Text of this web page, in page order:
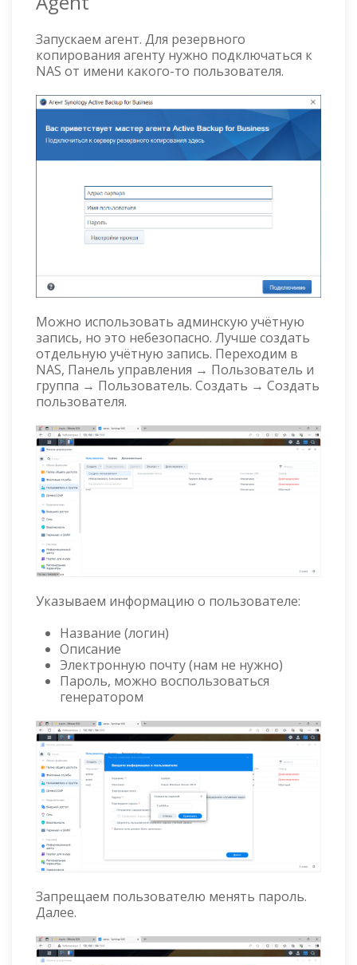
Запускаем агент. Для резервного
копирования агенту нужно подключаться к
NAS от имени какого-то пользователя.
Можно использовать админскую учётную
запись, но это небезопасно. Лучше создать
отдельную учётную запись. Переходим в
NAS, Панель управления → Пользователь и
группа → Пользователь. Создать → Создать
пользователя.
Указываем информацию о пользователе:
Название (логин)
Описание
Электронную почту (нам не нужно)
Пароль, можно воспользоваться
генератором
Запрещаем пользователю менять пароль.
Далее.